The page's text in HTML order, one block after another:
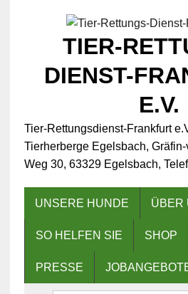
TIER-
DIENST-
E.V.
Tier-Rettungsdienst-Frankfurt
Tierherberge Egelsbach,
Weg 30, 63329 Egelsbach,
UNSERE HUNDE ÜBER
SO HELFEN SIE SHOP
PRESSE